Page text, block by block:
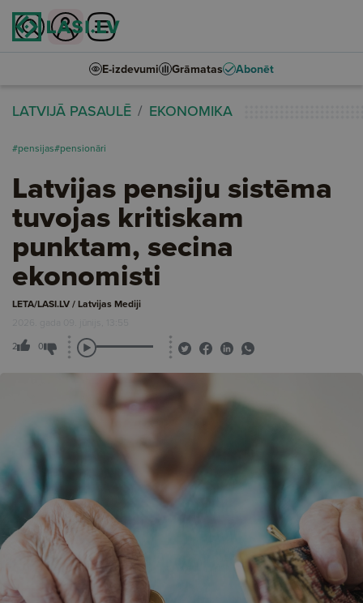
E-izdevumi Grāmatas Abonēt
LATVIJĀ PASAULĒ EKONOMIKA
#pensijas#pensionāri
Latvijas pensiju sistēma
tuvojas kritiskam
punktam, secina
ekonomisti
LETA/LASI.LV / Latvijas Mediji
2026. gada 09. jūnijs, 13:55
2 0